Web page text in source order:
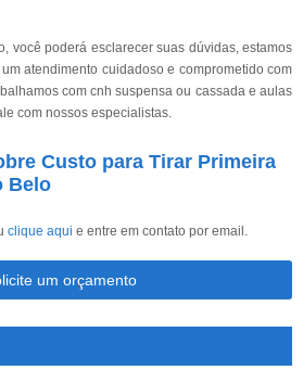
você poderá esclarecer suas dúvidas, estamos
atendimento cuidadoso e comprometido com
com cnh suspensa ou cassada e aulas
com nossos especialistas.
Custo para Tirar Primeira
Belo
clique aqui e entre em contato por email.
um orçamento